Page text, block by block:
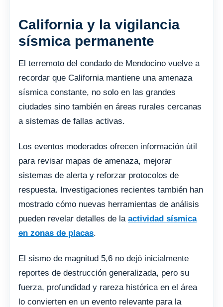
California y la vigilancia
sísmica permanente
El terremoto del condado de Mendocino vuelve a
recordar que California mantiene una amenaza
sísmica constante, no solo en las grandes
ciudades sino también en áreas rurales cercanas
a sistemas de fallas activas.
Los eventos moderados ofrecen información útil
para revisar mapas de amenaza, mejorar
sistemas de alerta y reforzar protocolos de
respuesta. Investigaciones recientes también han
mostrado cómo nuevas herramientas de análisis
pueden revelar detalles de la actividad sísmica
en zonas de placas.
El sismo de magnitud 5,6 no dejó inicialmente
reportes de destrucción generalizada, pero su
fuerza, profundidad y rareza histórica en el área
lo convierten en un evento relevante para la